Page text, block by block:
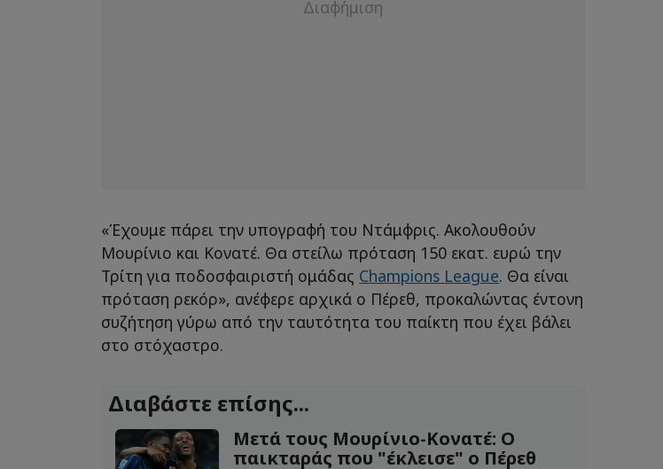
«Έχουμε πάρει την υπογραφή του Ντάμφρις. Ακολουθούν
Μουρίνιο και Κονατέ. Θα στείλω πρόταση 150 εκατ. ευρώ την
Τρίτη για ποδοσφαιριστή ομάδας Champions League. Θα είναι
πρόταση ρεκόρ», ανέφερε αρχικά ο Πέρεθ, προκαλώντας έντονη
συζήτηση γύρω από την ταυτότητα του παίκτη που έχει βάλει
στο στόχαστρο.
Διαβάστε επίσης...
Μετά τους Μουρίνιο-Κονατέ: Ο
παικταράς που "έκλεισε" ο Πέρεθ